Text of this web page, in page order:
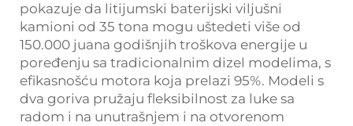
pokazuje da litijumski baterijski viljušni
kamioni od 35 tona mogu uštedeti više od
150.000 juana godišnjih troškova energije u
poređenju sa tradicionalnim dizel modelima, s
efikasnošću motora koja prelazi 95%. Modeli s
dva goriva pružaju fleksibilnost za luke sa
radom i na unutrašnjem i na otvorenom